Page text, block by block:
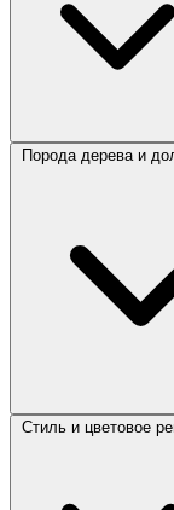
Угловой стол с
документов и
помогают
Надстройка с
справочники и
Порода дерева и
Сосна —
ясень — твёрдые,
использования.
к царапинам и
Стиль и цветовое